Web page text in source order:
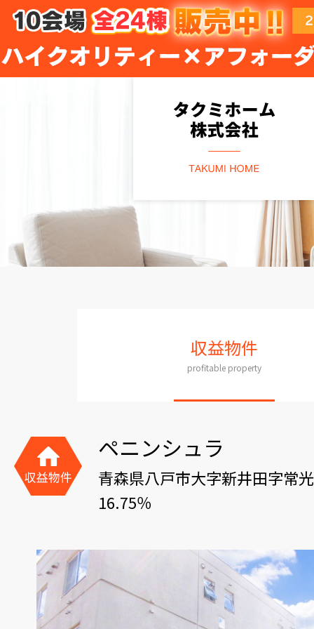
収益物件
profitable property
ペニンシュラ
青森県八戸市大字新井田字常
16.75％